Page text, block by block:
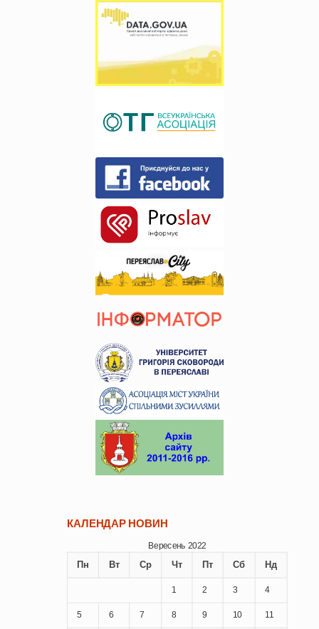
КАЛЕНДАР НОВИН
Вересень 2022
Пн Вт Ср Чт Пт Сб Нд
1 2 3 4
5 6 7 8 9 10 11